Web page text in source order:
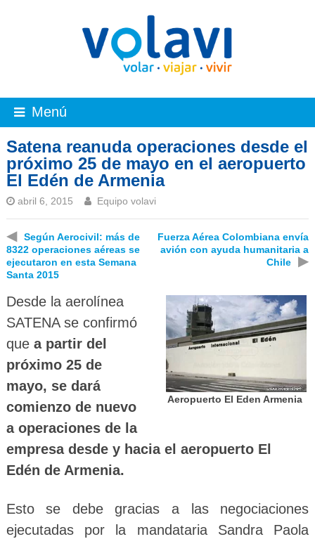
Menú
Satena reanuda operaciones desde el
próximo 25 de mayo en el aeropuerto
El Edén de Armenia
abril 6, 2015 Equipo volavi
◀
Según Aerocivil: más de
8322 operaciones aéreas se
ejecutaron en esta Semana
Santa 2015
Fuerza Aérea Colombiana envía
avión con ayuda humanitaria a
Chile
▶
Aeropuerto El Eden Armenia
Desde la aerolínea
SATENA se confirmó
que a partir del
próximo 25 de
mayo, se dará
comienzo de nuevo
a operaciones de la
empresa desde y hacia el aeropuerto El
Edén de Armenia.
Esto se debe gracias a las negociaciones
ejecutadas por la mandataria Sandra Paola